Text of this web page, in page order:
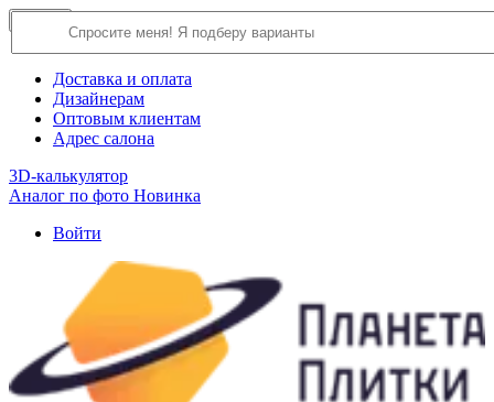
О компании
Доставка и оплата
Дизайнерам
Оптовым клиентам
Адрес салона
3D-калькулятор
Аналог по фото Новинка
Войти